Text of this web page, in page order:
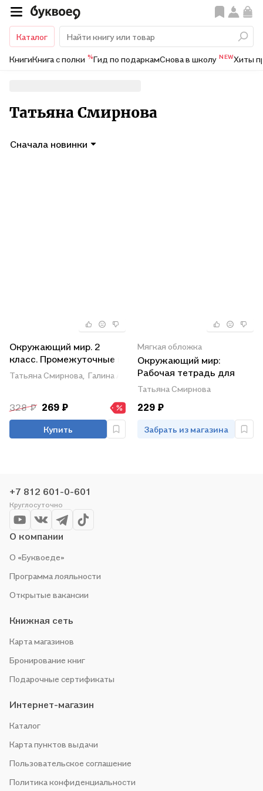
Каталог
КнигиКнига с полки %Гид по подаркамСнова в школу NEWХиты
Татьяна Смирнова
Сначала новинки
Окружающий мир. 2
класс. Промежуточные и
итоговые работы. ФГОС
Татьяна Смирнова, Галина Аквилева
328 ₽ 269 ₽
Купить
Мягкая обложка
Окружающий мир:
Рабочая тетрадь для
подготовки к ВПР: 4
класс. (ФГОС)
Татьяна Смирнова
229 ₽
Забрать из магазина
+7 812 601-0-601
Круглосуточно
О компании
О «Буквоеде»
Программа лояльности
Открытые вакансии
Книжная сеть
Карта магазинов
Бронирование книг
Подарочные сертификаты
Интернет-магазин
Каталог
Карта пунктов выдачи
Пользовательское соглашение
Политика конфиденциальности